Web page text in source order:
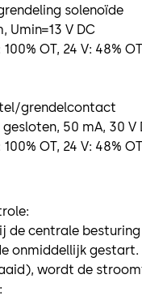
solenoïde
Umin=13 V DC
OT, 24 V: 48% OT
grendelcontact
50 mA, 30 V
OT, 24 V: 48% OT
de centrale
onmiddellijk
wordt de